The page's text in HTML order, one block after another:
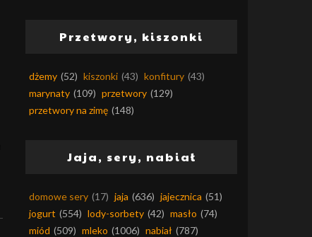
Przetwory, kiszonki
dżemy (52) kiszonki (43) konfitury (43)
marynaty (109) przetwory (129)
przetwory na zimę (148)
Jaja, sery, nabiał
domowe sery (17) jaja (636) jajecznica (51)
jogurt (554) lody-sorbety (42) masło (74)
miód (509) mleko (1006) nabiał (787)